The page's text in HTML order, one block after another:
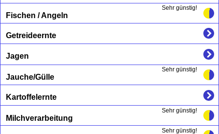
Sehr günstig!
Fischen / Angeln
Getreideernte
Jagen
Sehr günstig!
Jauche/Gülle
Kartoffelernte
Sehr günstig!
Milchverarbeitung
Sehr günstig!